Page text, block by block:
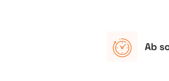
Ab